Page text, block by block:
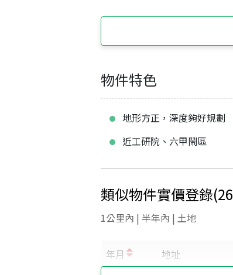
物件特色
地形方正，深度夠好規劃
近工研院、六甲鬧區
類似物件實價登錄(26
1公里內 | 半年內 | 土地